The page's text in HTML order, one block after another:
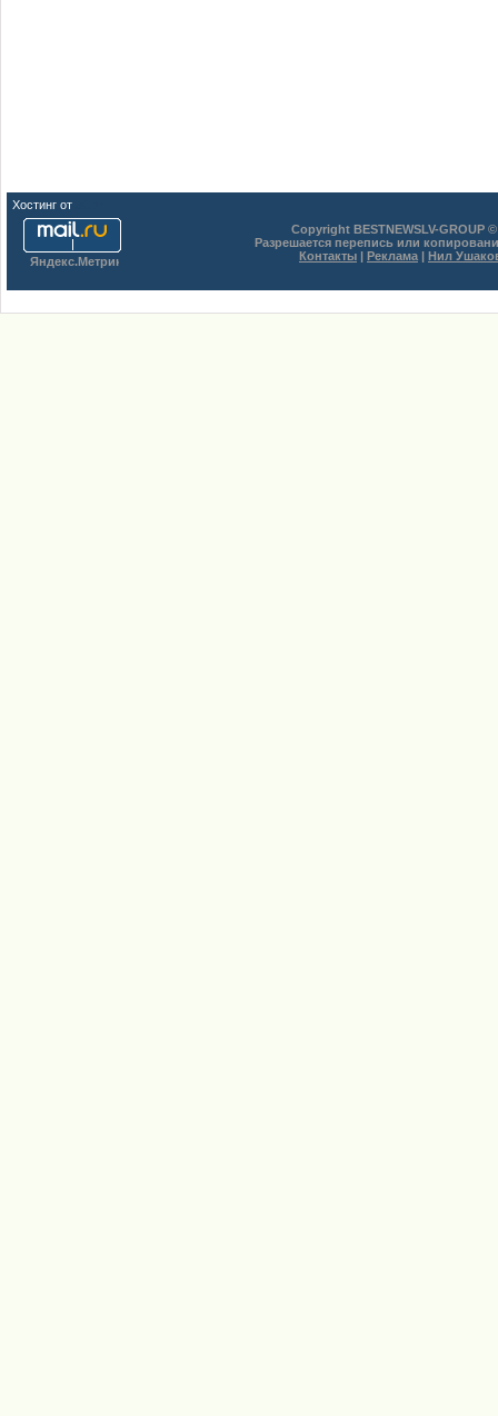
Хостинг от
Copyright BESTNEWSLV-GROUP
Разрешается перепись или
Контакты | Реклама | Нил